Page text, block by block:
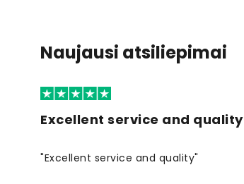
Naujausi atsiliepimai
Excellent service and quality
"Excellent service and quality"